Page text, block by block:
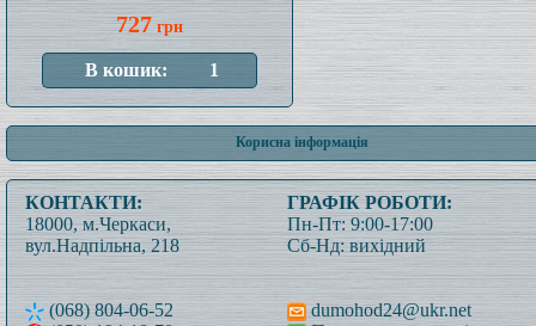
727 грн
Корисна інформація
КОНТАКТИ:
18000, м.Черкаси,
вул.Надпільна, 218
(068) 804-06-52
ГРАФІК РОБОТИ:
Пн-Пт: 9:00-17:00
Сб-Нд: вихідний
dumohod24@ukr.net